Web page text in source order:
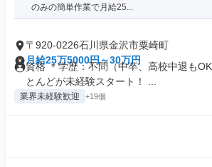
のみの簡単作業で月給25...
〒920-0226石川県金沢市粟崎町
月給25万5000円～30万円
資格 ＊学歴：不問（中卒、高校中退も
とんどが未経験スタート！ ...
業界未経験歓迎 +19個